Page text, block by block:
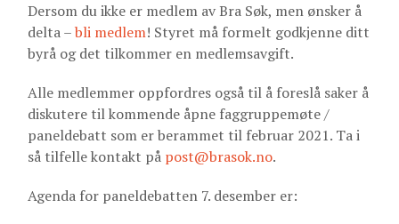
Dersom du ikke er medlem av Bra Søk, men ønsker å
delta –bli medlem! Styret må formelt godkjenne ditt
byrå og det tilkommer en medlemsavgift.
Alle medlemmer oppfordres også til å foreslå saker å
diskutere til kommende åpne faggruppemøte /
paneldebatt som er berammet til februar 2021. Ta i
så tilfelle kontakt på post@brasok.no.
Agenda for paneldebatten 7. desember er: